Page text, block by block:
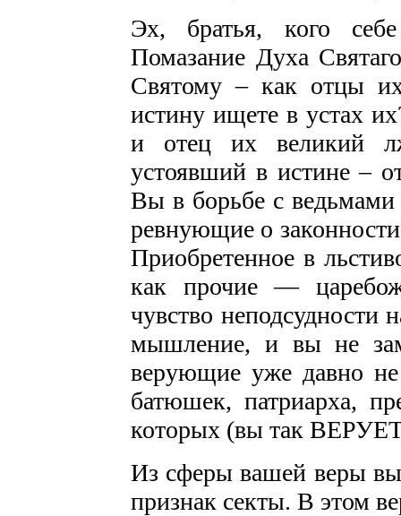
Эх, братья, кого
Помазание Духа
Святому – как отцы
истину ищете в устах
и отец их великий
устоявший в истине –
Вы в борьбе с
ревнующие о
Приобретенное в
как прочие —
чувство неподсудности
мышление, и вы не
верующие уже давно
батюшек, патриарха,
которых (вы так
Из сферы вашей веры
признак секты. В этом